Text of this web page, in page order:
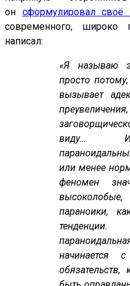
он сформулировал своё
современного, широко
написал:
«Я называю
просто
вызывает
виду…
или менее
феномен
параноики,
начинается
обязательств,